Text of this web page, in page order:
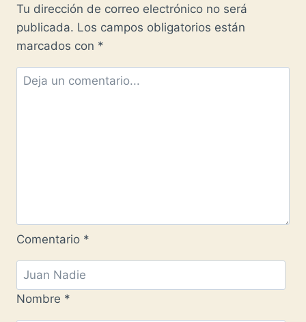
DE
LA
CORUÑA
-1522-
Tu dirección de correo electrónico no será
publicada. Los campos obligatorios están
marcados con *
Comentario *
Nombre *